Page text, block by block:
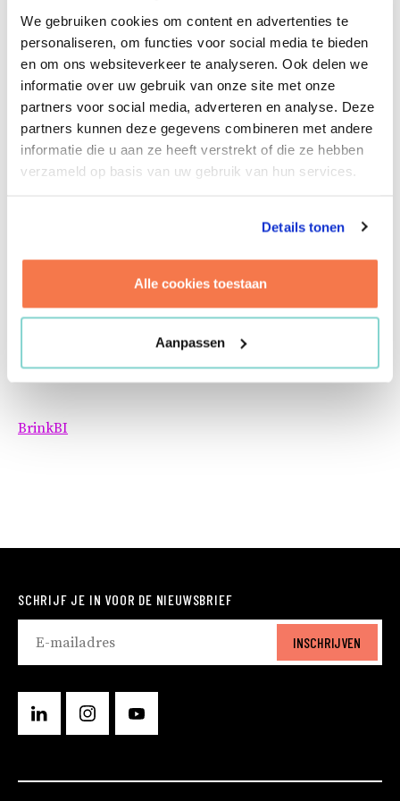
We gebruiken cookies om content en advertenties te
personaliseren, om functies voor social media te bieden
en om ons websiteverkeer te analyseren. Ook delen we
informatie over uw gebruik van onze site met onze
partners voor social media, adverteren en analyse. Deze
partners kunnen deze gegevens combineren met andere
informatie die u aan ze heeft verstrekt of die ze hebben
verzameld op basis van uw gebruik van hun services.
Details tonen
Alle cookies toestaan
Aanpassen
systematiek ontwikkeld waardoor operatie en
directie dezelfde onderhoudstaal spreken.
Waarmee je de juiste afwegingen kunt maken en
deze eenvoudig kunt communiceren naar
gebruikers. Om hier concreet invulling aan te
geven is een kwaliteitsmeting uitgevoerd. Maar
hoe krijg je grip op de inspectiegegevens van
ruim 3 miljoen m² bruto vloeroppervlak? Brink
in de uitkomsten van de kwaliteitsmeting op
totaalniveau, per defensieonderdeel, per
kazerne, per gebouwcategorie, et cetera. De tool
is direct gekoppeld aan de onderliggende data.
Dit maakt het mogelijk om ‘met één druk op de
knop’ inzicht te geven in de actuele
vastgoedprestaties.
BrinkBI
SCHRIJF JE IN VOOR DE NIEUWSBRIEF
INSCHRIJVEN